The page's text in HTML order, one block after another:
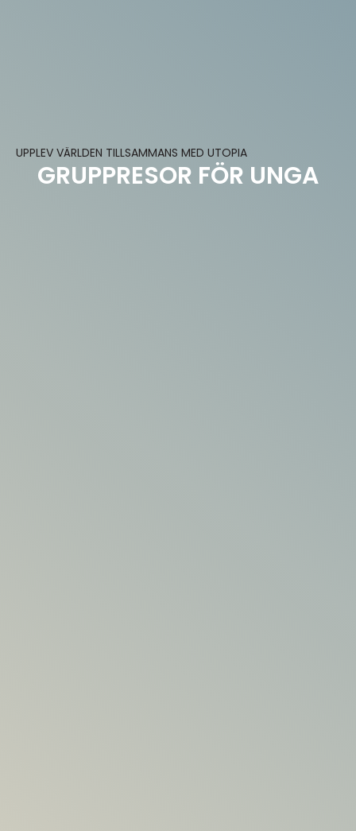
UPPLEV VÄRLDEN TILLSAMMANS MED UTOPIA
GRUPPRESOR FÖR UNGA